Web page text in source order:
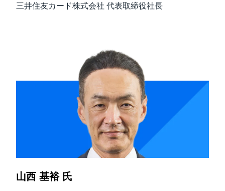
三井住友カード株式会社 代表取締役社長
山西 基裕 氏